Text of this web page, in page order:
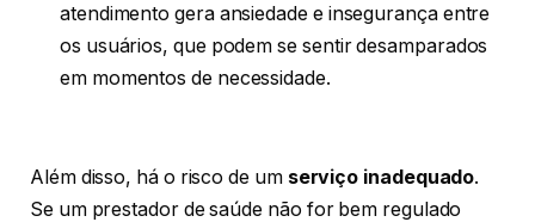
atendimento gera ansiedade e insegurança entre
os usuários, que podem se sentir desamparados
em momentos de necessidade.
Além disso, há o risco de um serviço inadequado.
Se um prestador de saúde não for bem regulado